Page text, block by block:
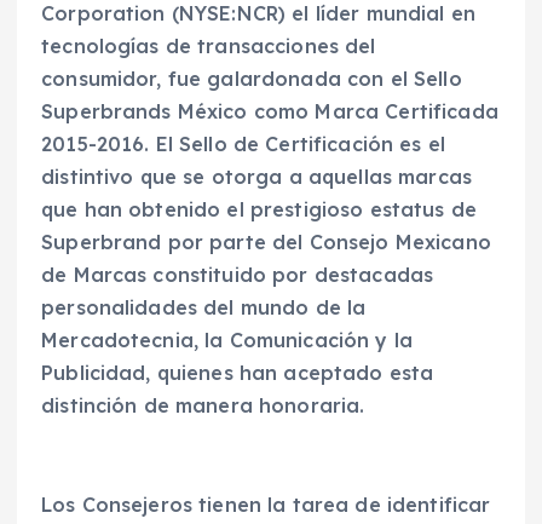
Corporation (NYSE:NCR) el líder mundial en
tecnologías de transacciones del
consumidor, fue galardonada con el Sello
Superbrands México como Marca Certificada
2015-2016. El Sello de Certificación es el
distintivo que se otorga a aquellas marcas
que han obtenido el prestigioso estatus de
Superbrand por parte del Consejo Mexicano
de Marcas constituido por destacadas
personalidades del mundo de la
Mercadotecnia, la Comunicación y la
Publicidad, quienes han aceptado esta
distinción de manera honoraria.
Los Consejeros tienen la tarea de identificar